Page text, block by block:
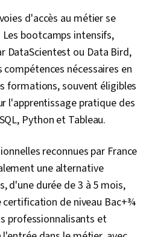
Méthodes statistiques,
du modèle, Algorithmes
automatique, Programmation
automatique appliqué,
automatique,
GitHub, R Programmation,
d'informatique en nuage, Outils
de logiciels, R (logiciel),
en nuage, Contrôle des versions,
de contrôle de version), Autres
programmation, Informatique en
de programmation informatique,
d'accès au métier se
bootcamps intensifs,
DataScientest ou Data Bird,
nécessaires en
formations, souvent éligibles
l'apprentissage pratique des
Python et Tableau.
reconnues par France
une alternative
d'une durée de 3 à 5 mois,
de niveau Bac+¾
professionnalisants et